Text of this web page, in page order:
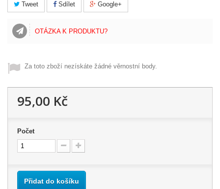
Tweet Sdílet Google+
OTÁZKA K PRODUKTU?
Za toto zboží nezískáte žádné věrnostní body.
95,00 Kč
Počet
Přidat do košíku